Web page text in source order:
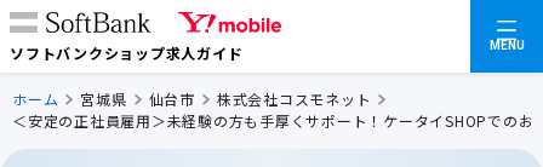
ソフトバンクショップ求人ガイド MENU
ホーム 宮城県 仙台市
株式会社コスモネット
＜安定の正社員雇用＞未経験の方も手厚くサポート！ケータイSHOPでの